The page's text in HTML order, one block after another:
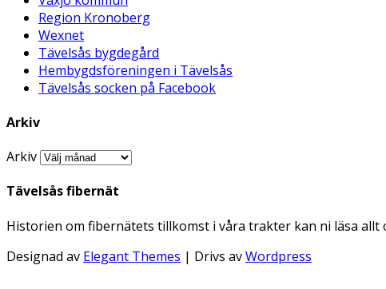
Region Kronoberg
Wexnet
Tävelsås bygdegård
Hembygdsföreningen i Tävelsås
Tävelsås socken på Facebook
Arkiv
Arkiv
Tävelsås fibernät
Historien om fibernätets tillkomst i våra trakter kan ni läsa allt
Designad av Elegant Themes | Drivs avWordpress